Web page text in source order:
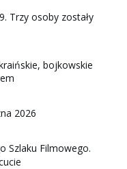
Trzy osoby zostały
bojkowskie
2026
Szlaku Filmowego.